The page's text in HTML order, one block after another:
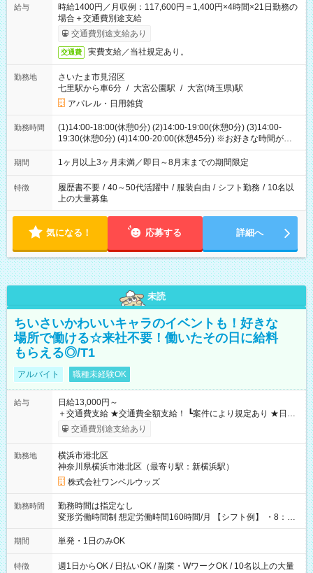
給与
時給1400円／月収例：117,600円＝1,400円×4時間×21日勤務の
場合＋交通費別途支給
交通費別途支給あり
交通費 実費支給／当社規定あり。
勤務地
さいたま市見沼区
七里駅から車6分 / 大宮公園駅 / 大宮(埼玉県)駅
アパレル・日用雑貨
勤務時間
(1)14:00-18:00(休憩0分) (2)14:00-19:00(休憩0分) (3)14:00-
19:30(休憩0分) (4)14:00-20:00(休憩45分) ※お好きな時間が選べ
ます
期間 1ヶ月以上3ヶ月未満／即日～8月末までの期間限定
特徴 履歴書不要 / 40～50代活躍中 / 服装自由 / シフト勤務 / 10名以
上の大量募集
気になる！ 応募する 詳細へ
未読
ちいさいかわいいキャラのイベントも！好きな
場所で働ける☆来社不要！働いたその日に給料
もらえる◎/T1
アルバイト 職種未経験OK
給与
日給13,000円～
＋交通費支給 ★交通費全額支給！ ┗案件により規定あり ★日払
いOK！（規定あり） ┗働いたその日に現金GET♪ お仕事後はコ
ンビニATMから 日払い分を引き落とせます！ 【試用期間】試
交通費別途支給あり
勤務地
横浜市港北区
神奈川県横浜市港北区（最寄り駅：新横浜駅）
株式会社ワンベルウッズ
勤務時間
勤務時間は指定なし
変形労働時間制 想定労働時間160時間/月 【シフト例】 ・8：00
～21：00
期間 単発・1日のみOK
特徴
週1日からOK / 日払いOK / 副業・WワークOK / 10名以上の大量